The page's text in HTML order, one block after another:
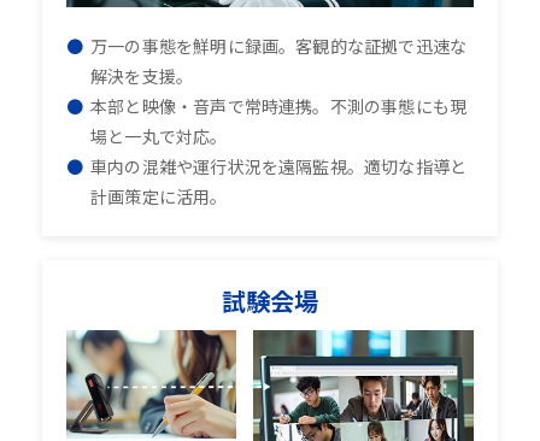
万一の事態を鮮明に録画。客観的な証拠で迅速な
解決を支援。
本部と映像・音声で常時連携。不測の事態にも現
場と一丸で対応。
車内の混雑や運行状況を遠隔監視。適切な指導と
計画策定に活用。
試験会場